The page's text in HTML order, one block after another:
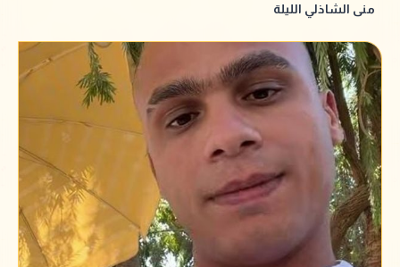
منى الشاذلي الليلة